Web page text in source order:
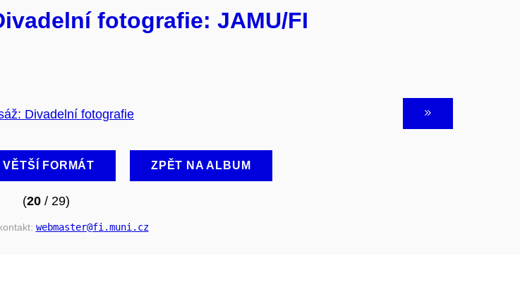
fotografie: JAMU/FI
VĚTŠÍ FORMÁT ZPĚT NA ALBUM
(20/ 29)
webmaster@fi .muni .cz